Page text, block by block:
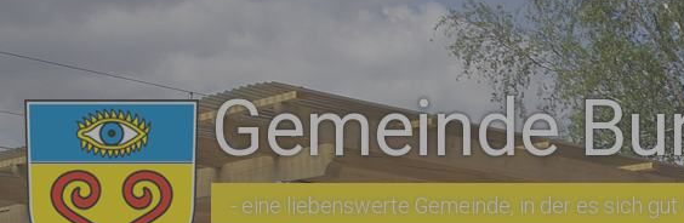
Gemeinde
- eine liebenswerte Gemeinde, in der es sich gut